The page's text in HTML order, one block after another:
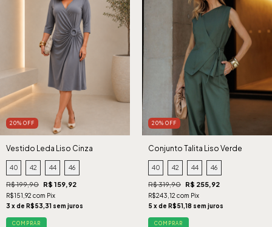
20% OFF
Vestido Leda Liso Cinza
40 42 44 46
R$ 199,90 R$ 159,92
R$151,92 com Pix
3 x de R$53,31 sem juros
COMPRAR
20% OFF
Conjunto Talita Liso Verde
40 42 44 46
R$ 319,90 R$ 255,92
R$243,12 com Pix
5 x de R$51,18 sem juros
COMPRAR